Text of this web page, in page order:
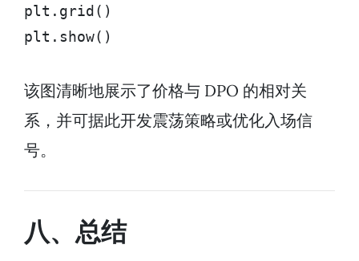
plt.grid()
plt.show()
该图清晰地展示了价格与 DPO 的相对关
系，并可据此开发震荡策略或优化入场信
号。
八、总结